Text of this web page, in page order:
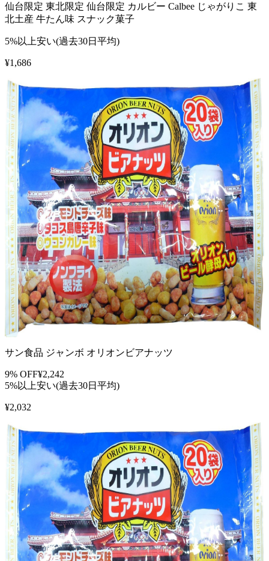
仙台限定 東北限定 仙台限定 カルビー Calbee じゃがりこ 東
北土産 牛たん味 スナック菓子
5%以上安い(過去30日平均)
¥1,686
サン食品 ジャンボ オリオンビアナッツ
9% OFF¥2,242
5%以上安い(過去30日平均)
¥2,032